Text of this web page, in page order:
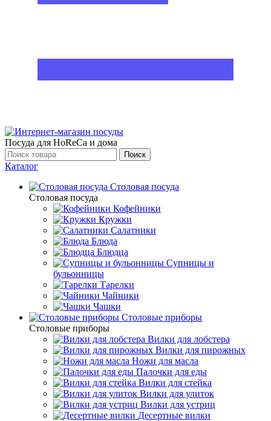
Посуда для HoReCa и дома
Поиск
Каталог
Столовая посуда
Столовая посуда
Кофейники
Кружки
Салатники
Блюда
Блюдца
Супницы и
бульонницы
Тарелки
Чайники
Чашки
Cтоловые приборы
Cтоловые приборы
Вилки для лобстера
Вилки для пирожных
Ножи для масла
Палочки для еды
Вилки для стейка
Вилки для улиток
Вилки для устриц
Десертные вилки